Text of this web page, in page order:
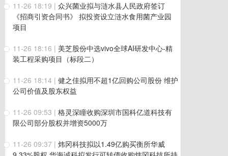
11-26 18:19 | 众兴菌业拟与涟水县人民政府签订
《招商引资合同书》 拟投资设立涟水食用菌产业园
项目
11-26 18:16 | 美芝股份中选vivo全球AI研发中心-精
装工程采购项目（标段二）
11-26 18:14 | 健之佳拟用不超1亿回购公司股份 维护
公司价值及股东权益
11-26 09:53 | 格灵深瞳收购深圳市国科亿道科技有
限公司部分股权并增资5000万
11-26 09:37 | 炜冈科技拟以1.49亿购买衡所华威